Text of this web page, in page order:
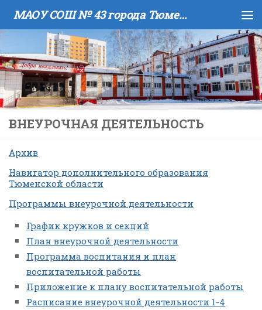
Skip to content МАОУ COШ № 43 города Тюмени имени В.И. Муравленко
ВНЕУРОЧНАЯ ДЕЯТЕЛЬНОСТЬ
Архив
Навигатор дополнительного образования
Тюменской области
Программы внеурочной деятельности
График кружков и секций
План внеурочной деятельности
Программа воспитания и план
воспитательной работы
Приложение к плану воспитательной работы
Расписание внеурочной деятельности 1-4